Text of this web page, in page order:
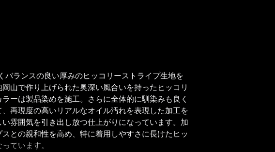
バランスの良い厚みのヒッコリーストライプ生地を
山で作り上げられた奥深い風合いを持ったヒッコリ
ーは製品染めを施工。さらに全体的に馴染みも良く
再現度の高いリアルなオイル汚れを表現した加工を
雰囲気を引き出し放つ仕上がりになっています。加
との親和性を高め、特に着用しやすさに長けたヒッ
ています。